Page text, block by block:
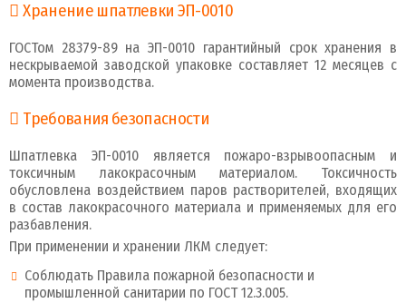
Хранение шпатлевки ЭП-0010
ГОСТом 28379-89 на ЭП-0010 гарантийный срок хранения в
нескрываемой заводской упаковке составляет 12 месяцев с
момента производства.
Требования безопасности
Шпатлевка ЭП-0010 является пожаро-взрывоопасным и
токсичным лакокрасочным материалом. Токсичность
обусловлена воздействием паров растворителей, входящих
в состав лакокрасочного материала и применяемых для его
разбавления.
При применении и хранении ЛКМ следует:
Соблюдать Правила пожарной безопасности и
промышленной санитарии по ГОСТ 12.3.005.